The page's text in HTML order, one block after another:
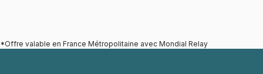
*Offre valable en France Métropolitaine avec Mondial Relay